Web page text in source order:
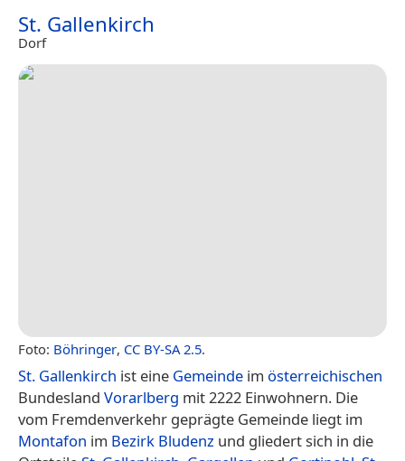
St. Gallenkirch
Dorf
Foto: Böhringer, CC BY-SA 2.5.
St. Gallenkirch ist eine Gemeinde im österreichischen
Bundesland Vorarlberg mit 2222 Einwohnern. Die
vom Fremdenverkehr geprägte Gemeinde liegt im
Montafon im Bezirk Bludenz und gliedert sich in die